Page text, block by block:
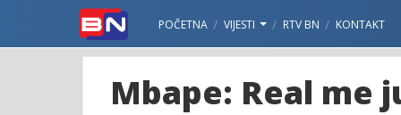
POČETNA VIJESTI RTV BN KONTAKT
Mbape: Real me